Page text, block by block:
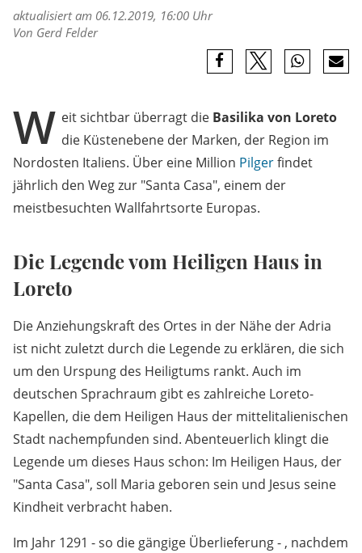
aktualisiert am 06.12.2019, 16:00 Uhr
Von Gerd Felder
W eit sichtbar überragt die Basilika von Loreto
die Küstenebene der Marken, der Region im
Nordosten Italiens. Über eine Million Pilgerfindet
jährlich den Weg zur "Santa Casa", einem der
meistbesuchten Wallfahrtsorte Europas.
Die Legende vom Heiligen Haus in
Loreto
Die Anziehungskraft des Ortes in der Nähe der Adria
ist nicht zuletzt durch die Legende zu erklären, die sich
um den Urspung des Heiligtums rankt. Auch im
deutschen Sprachraum gibt es zahlreiche Loreto-
Kapellen, die dem Heiligen Haus der mittelitalienischen
Stadt nachempfunden sind. Abenteuerlich klingt die
Legende um dieses Haus schon: Im Heiligen Haus, der
"Santa Casa", soll Maria geboren sein und Jesus seine
Kindheit verbracht haben.
Im Jahr 1291 - so die gängige Überlieferung - , nachdem